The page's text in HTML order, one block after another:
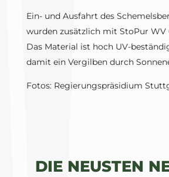
Ein- und Ausfahrt des
wurden zusätzlich mit StoPur WV
Das Material ist hoch UV-
damit ein Vergilben durch
Fotos: Regierungspräsidium
DIE NEUSTEN